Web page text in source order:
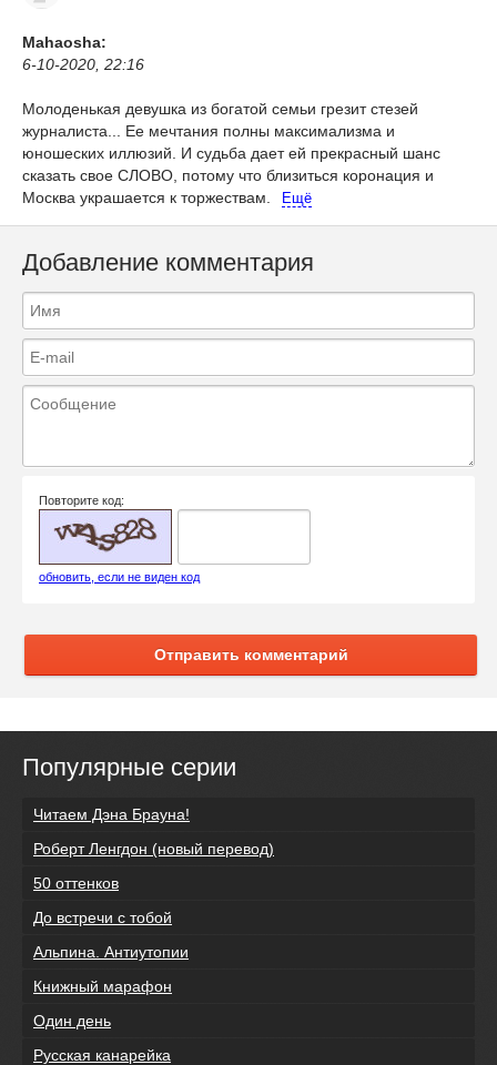
Mahaosha:
6-10-2020, 22:16
Молоденькая девушка из богатой семьи грезит стезей
журналиста... Ее мечтания полны максимализма и
юношеских иллюзий. И судьба дает ей прекрасный шанс
сказать свое СЛОВО, потому что близиться коронация и
Москва украшается к торжествам.
Ещё
Добавление комментария
Повторите код:
обновить, если не виден код
Отправить комментарий
Популярные серии
Читаем Дэна Брауна!
Роберт Ленгдон (новый перевод)
50 оттенков
До встречи с тобой
Альпина. Антиутопии
Книжный марафон
Один день
Русская канарейка